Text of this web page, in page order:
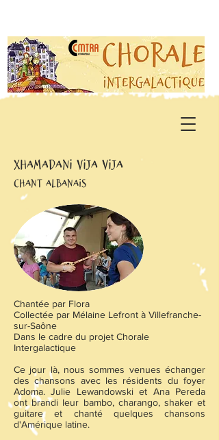
Xhamadani vija vija
chant albanais
Chantée par Flora
Collectée par Mélaine Lefront à Villefranche-
sur-Saône
Dans le cadre du projet Chorale
Intergalactique
Ce jour là, nous sommes venues échanger
des chansons avec les résidents du foyer
Adoma. Julie Lewandowski et Ana Pereda
ont brandi leur bambo, charango, shaker et
guitare et chanté quelques chansons
d'Amérique latine.